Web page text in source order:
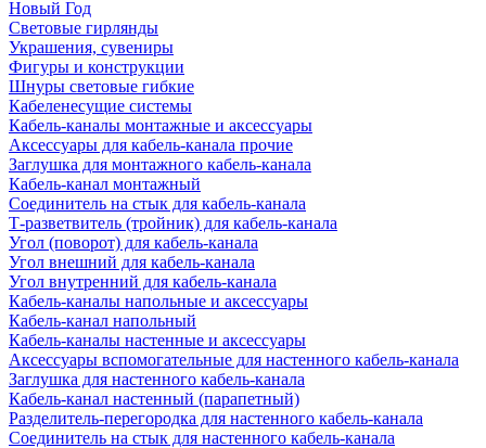
Новый Год
Световые гирлянды
Украшения, сувениры
Фигуры и конструкции
Шнуры световые гибкие
Кабеленесущие системы
Кабель-каналы монтажные и аксессуары
Аксессуары для кабель-канала прочие
Заглушка для монтажного кабель-канала
Кабель-канал монтажный
Соединитель на стык для кабель-канала
Т-разветвитель (тройник) для кабель-канала
Угол (поворот) для кабель-канала
Угол внешний для кабель-канала
Угол внутренний для кабель-канала
Кабель-каналы напольные и аксессуары
Кабель-канал напольный
Кабель-каналы настенные и аксессуары
Аксессуары вспомогательные для настенного кабель-канала
Заглушка для настенного кабель-канала
Кабель-канал настенный (парапетный)
Разделитель-перегородка для настенного кабель-канала
Соединитель на стык для настенного кабель-канала